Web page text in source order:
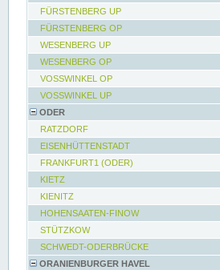
FÜRSTENBERG UP
FÜRSTENBERG OP
WESENBERG UP
WESENBERG OP
VOSSWINKEL OP
VOSSWINKEL UP
ODER
RATZDORF
EISENHÜTTENSTADT
FRANKFURT1 (ODER)
KIETZ
KIENITZ
HOHENSAATEN-FINOW
STÜTZKOW
SCHWEDT-ODERBRÜCKE
ORANIENBURGER HAVEL